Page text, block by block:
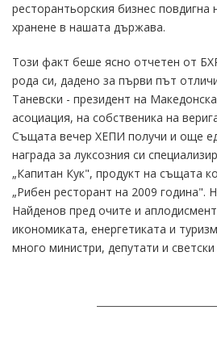
ресторантьорския бизнес
хранене в нашата държава.
Този факт беше ясно отчетен от
рода си, дадено за първи път
Таневски - президент на
асоциация, на собственика на
Същата вечер ХЕПИ получи и още
награда за луксозния си
„Капитан Кук", продукт на същата
„Рибен ресторант на 2009 година".
Найденов пред очите и
икономиката, енергетиката и
много министри, депутати и